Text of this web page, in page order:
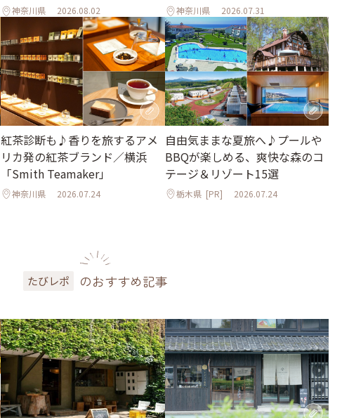
神奈川県 2026.08.02 神奈川県 2026.07.31
紅茶診断も♪香りを旅するアメ
リカ発の紅茶ブランド／横浜
「Smith Teamaker」
神奈川県 2026.07.24
自由気ままな夏旅へ♪プールや
BBQが楽しめる、爽快な森のコ
テージ＆リゾート15選
栃木県[PR] 2026.07.24
たびレポ のおすすめ記事